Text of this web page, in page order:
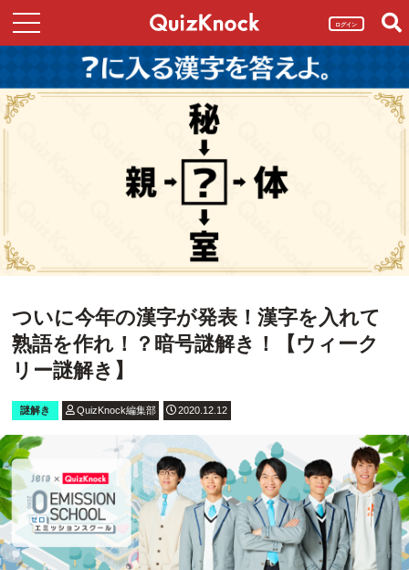
ログイン
ついに今年の漢字が発表！漢字を入れて
熟語を作れ！？暗号謎解き！【ウィーク
リー謎解き】
謎解き QuizKnock編集部 2020.12.12